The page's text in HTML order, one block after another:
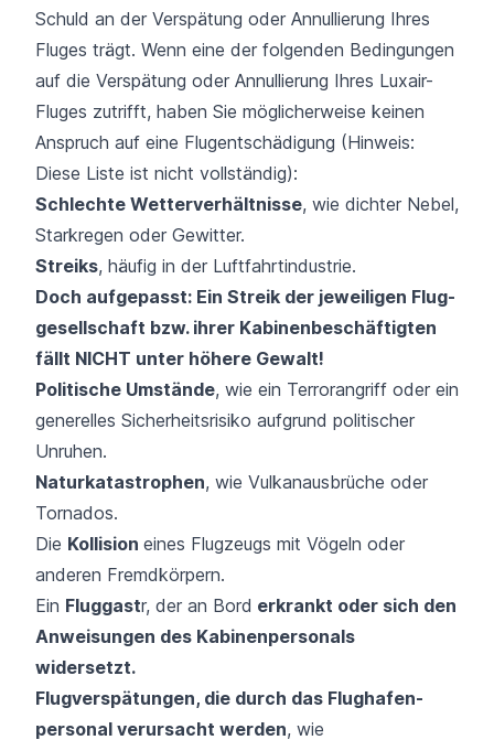
Schuld an der Verspätung oder Annullierung Ihres
Fluges trägt. Wenn eine der folgenden Bedingungen
auf die Verspätung oder Annullierung Ihres Luxair-
Fluges zutrifft, haben Sie möglicherweise keinen
Anspruch auf eine Flugentschädigung (Hinweis:
Diese Liste ist nicht vollständig):
Schlechte Wetterverhältnisse, wie dichter Nebel,
Starkregen oder Gewitter.
Streiks, häufig in der Luftfahrtindustrie.
Doch aufgepasst: Ein Streik der jeweiligen Flug­
gesellschaft bzw. ihrer Kabinen­beschäftigten
fällt NICHT unter höhere Gewalt!
Politische Umstände, wie ein Terrorangriff oder ein
generelles Sicherheitsrisiko aufgrund politischer
Unruhen.
Naturkatastrophen, wie Vulkanausbrüche oder
Tornados.
Die Kollision eines Flugzeugs mit Vögeln oder
anderen Fremdkörpern.
Ein Fluggastr, der an Bord erkrankt oder sich den
Anweisungen des Kabinen­personals
widersetzt.
Flugverspätungen, die durch das Flughafen­
personal verursacht werden, wie